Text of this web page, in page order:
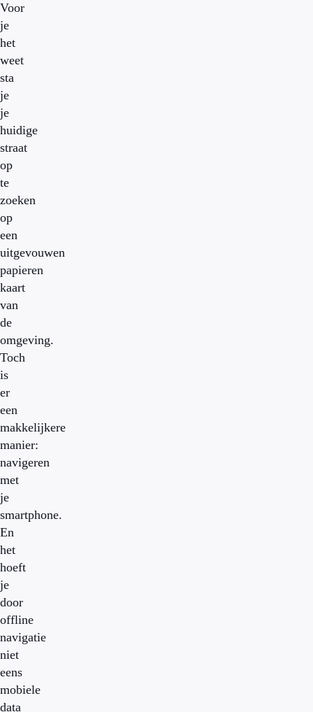
Voor
je
het
weet
sta
je
je
huidige
straat
op
te
zoeken
op
een
uitgevouwen
papieren
kaart
van
de
omgeving.
Toch
is
er
een
makkelijkere
manier:
navigeren
met
je
smartphone.
En
het
hoeft
je
door
offline
navigatie
niet
eens
mobiele
data